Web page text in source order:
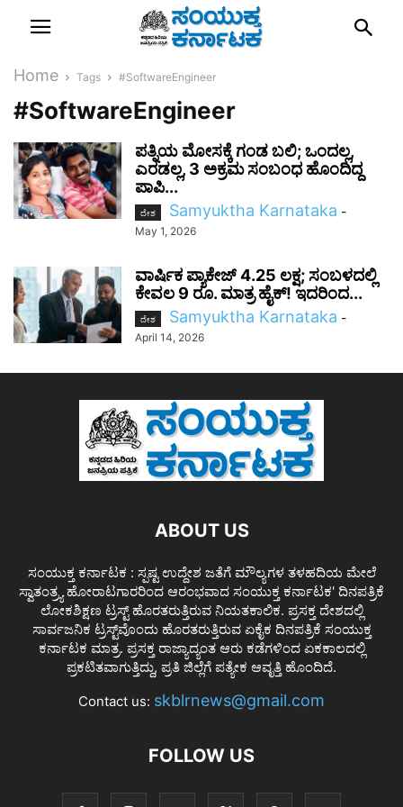
Home Tags #SoftwareEngineer
#SoftwareEngineer
ಪತ್ನಿಯ ಮೋಸಕ್ಕೆ ಗಂಡ ಬಲಿ; ಒಂದಲ್ಲ,
ಎರಡಲ್ಲ, 3 ಅಕ್ರಮ ಸಂಬಂಧ ಹೊಂದಿದ್ದ
ಪಾಪಿ...
ದೇಶ Samyuktha Karnataka -
May 1, 2026
ವಾರ್ಷಿಕ ಪ್ಯಾಕೇಜ್ 4.25 ಲಕ್ಷ; ಸಂಬಳದಲ್ಲಿ
ಕೇವಲ 9 ರೂ. ಮಾತ್ರ ಹೈಕ್! ಇದರಿಂದ...
ದೇಶ Samyuktha Karnataka -
April 14, 2026
ABOUT US
ಸಂಯುಕ್ತ ಕರ್ನಾಟಕ : ಸ್ಪಷ್ಟ ಉದ್ದೇಶ ಜತೆಗೆ ಮೌಲ್ಯಗಳ ತಳಹದಿಯ ಮೇಲೆ
ಸ್ವಾತಂತ್ರ್ಯ ಹೋರಾಟಗಾರರಿಂದ ಆರಂಭವಾದ ಸಂಯುಕ್ತ ಕರ್ನಾಟಕ' ದಿನಪತ್ರಿಕೆ
ಲೋಕಶಿಕ್ಷಣ ಟ್ರಸ್ಟ್ ಹೊರತರುತ್ತಿರುವ ನಿಯತಕಾಲಿಕ. ಪ್ರಸಕ್ತ ದೇಶದಲ್ಲಿ
ಸಾರ್ವಜನಿಕ ಟ್ರಸ್ಟ್‌ವೊಂದು ಹೊರತರುತ್ತಿರುವ ಏಕೈಕ ದಿನಪತ್ರಿಕೆ ಸಂಯುಕ್ತ
ಕರ್ನಾಟಕ ಮಾತ್ರ. ಪ್ರಸಕ್ತ ರಾಜ್ಯಾದ್ಯಂತ ಆರು ಕಡೆಗಳಿಂದ ಏಕಕಾಲದಲ್ಲಿ
ಪ್ರಕಟಿತವಾಗುತ್ತಿದ್ದು, ಪ್ರತಿ ಜಿಲ್ಲೆಗೆ ಪತ್ಯೇಕ ಆವೃತ್ತಿ ಹೊಂದಿದೆ.
Contact us: skblrnews@gmail.com
FOLLOW US